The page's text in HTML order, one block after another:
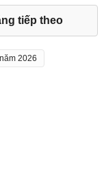
tiếp theo
2026